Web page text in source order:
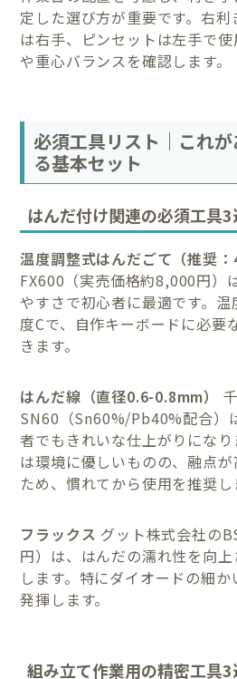
定した選び方が重要です。右
は右手、ピンセットは左手で
や重心バランスを確認します。
必須工具リスト｜これ
る基本セット
はんだ付け関連の必須工具3
温度調整式はんだごて（推奨：
FX600（実売価格約8,000円）
やすさで初心者に最適です。
度Cで、自作キーボードに必要
きます。
はんだ線（直径0.6-0.8mm）
SN60（Sn60%/Pb40%配合）
者でもきれいな仕上がりにな
は環境に優しいものの、融点
ため、慣れてから使用を推奨し
フラックス グット株式会社の
円）は、はんだの濡れ性を向
します。特にダイオードの細
発揮します。
組み立て作業用の精密工具3